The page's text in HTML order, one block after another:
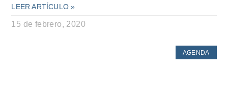
LEER ARTÍCULO »
15 de febrero, 2020
AGENDA